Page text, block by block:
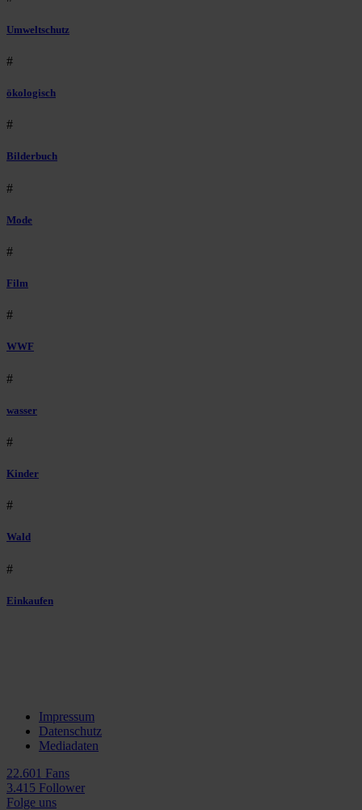
Umweltschutz
#
ökologisch
#
Bilderbuch
#
Mode
#
Film
#
WWF
#
wasser
#
Kinder
#
Wald
#
Einkaufen
Impressum
Datenschutz
Mediadaten
22.601 Fans
3.415 Follower
Folge uns